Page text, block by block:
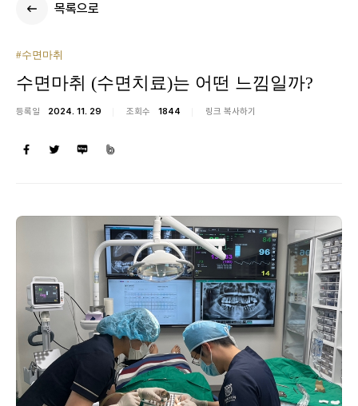
목록으로
#수면마취
수면마취 (수면치료)는 어떤 느낌일까?
등록일 2024. 11. 29 조회수 1844 링크 복사하기